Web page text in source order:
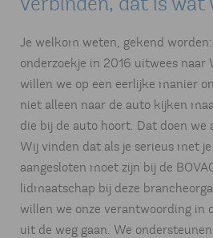
Je welkom weten, gekend
onderzoekje in 2016 uitwees naar
willen we op een eerlijke manier
niet alleen naar de auto kijken
die bij de auto hoort. Dat doen we
Wij vinden dat als je serieus met
aangesloten moet zijn bij de
lidmaatschap bij deze
willen we onze verantwoording in
uit de weg gaan. We